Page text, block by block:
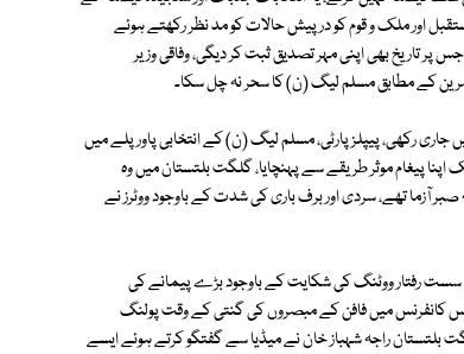
اور ملک و قوم کو درپیش حالات کو مد نظر رکھتے ہوئے
پر تاریخ بھی اپنی مہر تصدیق ثبت کر دیگی، وفاقی وزیر
کے مطابق مسلم لیگ (ن) کا سحر نہ چل سکا۔
رکھی، پیپلز پارٹی، مسلم لیگ (ن) کے انتخابی پاور پلے میں
اپنا پیغام موثر طریقے سے پہنچایا، گلگت بلتستان میں وہ
آزما تھے، سردی اور برف باری کی شدت کے باوجود ووٹرز نے
سست رفتار ووٹنگ کی شکایت کے باوجود بڑے پیمانے کی
کانفرنس میں فافن کے مبصروں کی گنتی کے وقت پولنگ
بلتستان راجہ شہباز خان نے میڈیا سے گفتگو کرتے ہوئے ایسے